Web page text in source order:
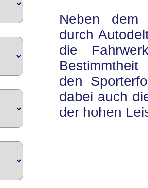
Neben dem
durch
die
den
dabei auch
der hohen